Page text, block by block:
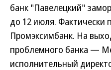
банк "Павелецкий"
до 12 июля. Фактически
Промэксимбанк. На
проблемного банка —
исполнительный